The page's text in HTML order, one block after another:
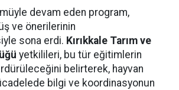
devam eden program,
ve önerilerinin
sona erdi. Kırıkkale Tarım ve
yetkilileri, bu tür eğitimlerin
belirterek, hayvan
bilgi ve koordinasyonun